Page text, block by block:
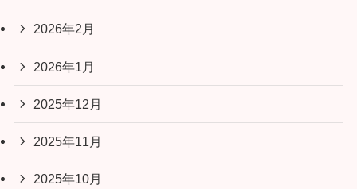
2026年2月
2026年1月
2025年12月
2025年11月
2025年10月